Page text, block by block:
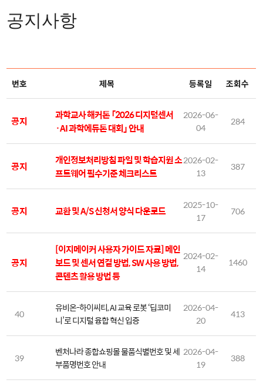
공지사항
번호 제목 등록일 조회수
공지
과학교사 해커톤 「2026 디지털센서
·AI 과학에듀톤 대회」 안내
2026-06-
04
284
공지
개인정보처리방침 파일 및 학습지원 소
프트웨어 필수기준 체크리스트
2026-02-
13
387
공지 교환 및 A/S 신청서 양식 다운로드
2025-10-
17
706
공지
[이지메이커 사용자 가이드 자료] 메인
보드 및 센서 연결 방법, SW 사용 방법,
콘텐츠 활용 방법 등
2024-02-
14
1460
40
유비온-하이씨티, AI 교육 로봇 ‘딥코미
니’로 디지털 융합 혁신 입증
2026-04-
20
413
39
벤처나라 종합쇼핑몰 물품식별번호 및 세
부품명번호 안내
2026-04-
19
388